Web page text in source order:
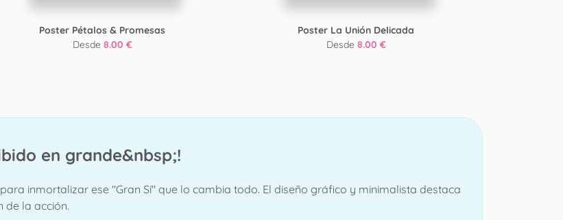
Poster Pétalos & Promesas
Desde 8.00 €
Poster La Unión Delicada
Desde 8.00 €
en grande&nbsp;!
inmortalizar ese "Gran Sí" que lo cambia todo. El diseño gráfico y minimalista destaca
de la acción.